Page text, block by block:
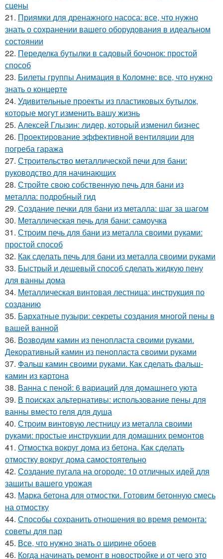
сцены
21. Приямки для дренажного насоса: все, что нужно
знать о сохранении вашего оборудования в идеальном
состоянии
22. Переделка бутылки в садовый бочонок: простой
способ
23. Билеты группы Анимация в Коломне: все, что нужно
знать о концерте
24. Удивительные проекты из пластиковых бутылок,
которые могут изменить вашу жизнь
25. Алексей Глызин: лидер, который изменил бизнес
26. Проектирование эффективной вентиляции для
погреба гаража
27. Строительство металлической печи для бани:
руководство для начинающих
28. Стройте свою собственную печь для бани из
металла: подробный гид
29. Создание печки для бани из металла: шаг за шагом
30. Металлическая печь для бани: самоучка
31. Строим печь для бани из металла своими руками:
простой способ
32. Как сделать печь для бани из металла своими руками
33. Быстрый и дешевый способ сделать жидкую пену
для ванны дома
34. Металлическая винтовая лестница: инструкция по
созданию
35. Бархатные пузыри: секреты создания многой пены в
вашей ванной
36. Возводим камин из пенопласта своими руками.
Декоративный камин из пенопласта своими руками
37. Фальш камин своими руками. Как сделать фальш-
камин из картона
38. Ванна с пеной: 6 вариаций для домашнего уюта
39. В поисках альтернативы: использование пены для
ванны вместо геля для душа
40. Строим винтовую лестницу из металла своими
руками: простые инструкции для домашних ремонтов
41. Отмостка вокруг дома из бетона. Как сделать
отмостку вокруг дома самостоятельно
42. Создание пугала на огороде: 10 отличных идей для
защиты вашего урожая
43. Марка бетона для отмостки. Готовим бетонную смесь
на отмостку
44. Способы сохранить отношения во время ремонта:
советы для пар
45. Все, что нужно знать о ширине обоев
46. Когда начинать ремонт в новостройке и от чего это